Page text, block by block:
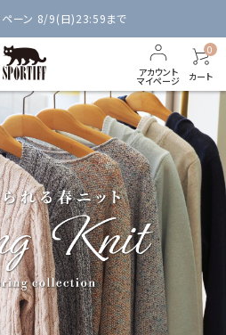
ペーン 8/9(日)23:59まで
アカウント
マイページ
0
カート